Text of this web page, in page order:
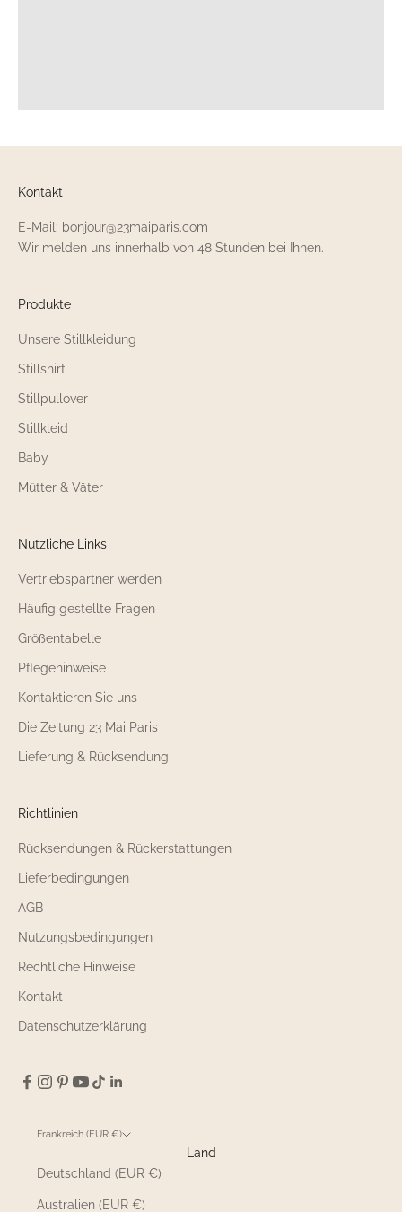
Kontakt
E-Mail: bonjour@23maiparis.com
Wir melden uns innerhalb von 48 Stunden bei Ihnen.
Produkte
Unsere Stillkleidung
Stillshirt
Stillpullover
Stillkleid
Baby
Mütter & Väter
Nützliche Links
Vertriebspartner werden
Häufig gestellte Fragen
Größentabelle
Pflegehinweise
Kontaktieren Sie uns
Die Zeitung 23 Mai Paris
Lieferung & Rücksendung
Richtlinien
Rücksendungen & Rückerstattungen
Lieferbedingungen
AGB
Nutzungsbedingungen
Rechtliche Hinweise
Kontakt
Datenschutzerklärung
Frankreich (EUR €)
Land
Deutschland (EUR €)
Australien (EUR €)